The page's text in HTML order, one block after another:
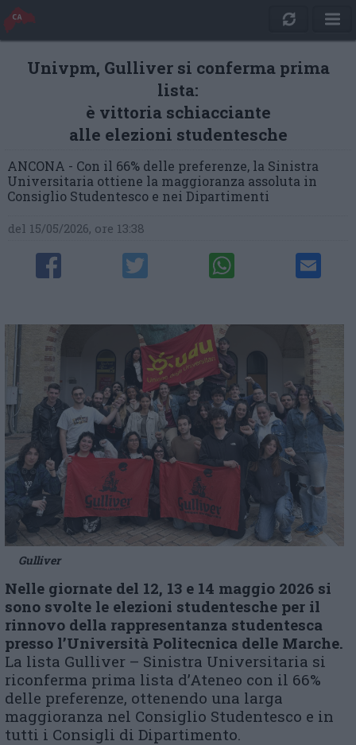
Univpm, Gulliver si conferma prima
lista:
è vittoria schiacciante
alle elezioni studentesche
ANCONA - Con il 66% delle preferenze, la Sinistra
Universitaria ottiene la maggioranza assoluta in
Consiglio Studentesco e nei Dipartimenti
del 15/05/2026, ore 13:38
Gulliver
Nelle giornate del 12, 13 e 14 maggio 2026 si
sono svolte le elezioni studentesche per il
rinnovo della rappresentanza studentesca
presso l’Università Politecnica delle Marche.
La lista Gulliver – Sinistra Universitaria si
riconferma prima lista d’Ateneo con il 66%
delle preferenze, ottenendo una larga
maggioranza nel Consiglio Studentesco e in
tutti i Consigli di Dipartimento.